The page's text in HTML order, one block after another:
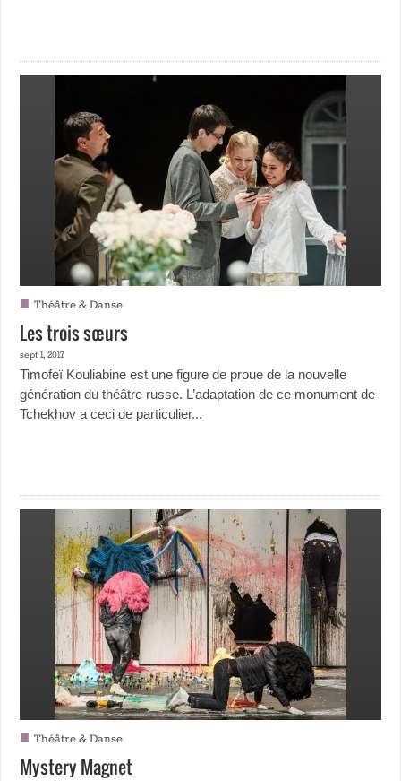
■ Théâtre & Danse
Les trois sœurs
sept 1, 2017
Timofeï Kouliabine est une figure de proue de la nouvelle
génération du théâtre russe. L’adaptation de ce monument de
Tchekhov a ceci de particulier...
■ Théâtre & Danse
Mystery Magnet